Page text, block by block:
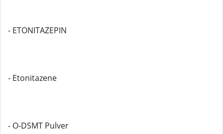
- ETONITAZEPIN
- Etonitazene
- O-DSMT Pulver